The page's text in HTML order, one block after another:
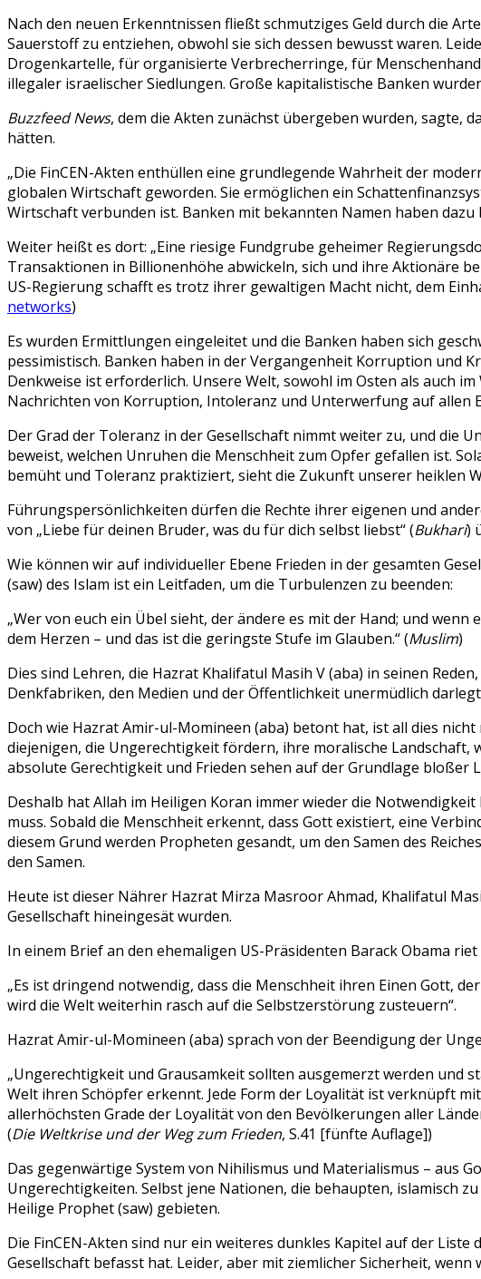
Nach den neuen Erkenntnissen fließt schmutziges Geld durch die
Sauerstoff zu entziehen, obwohl sie sich dessen bewusst waren.
Drogenkartelle, für organisierte Verbrecherringe, für
illegaler israelischer Siedlungen. Große kapitalistische Banken
Buzzfeed News, dem die Akten zunächst übergeben wurden, sagte,
hätten.
„Die FinCEN-Akten enthüllen eine grundlegende Wahrheit der
globalen Wirtschaft geworden. Sie ermöglichen ein
Wirtschaft verbunden ist. Banken mit bekannten Namen haben
Weiter heißt es dort: „Eine riesige Fundgrube geheimer
Transaktionen in Billionenhöhe abwickeln, sich und ihre Aktionäre
US-Regierung schafft es trotz ihrer gewaltigen Macht nicht, dem
networks)
Es wurden Ermittlungen eingeleitet und die Banken haben sich
pessimistisch. Banken haben in der Vergangenheit Korruption und
Denkweise ist erforderlich. Unsere Welt, sowohl im Osten als auch
Nachrichten von Korruption, Intoleranz und Unterwerfung auf allen
Der Grad der Toleranz in der Gesellschaft nimmt weiter zu, und die
beweist, welchen Unruhen die Menschheit zum Opfer gefallen ist.
bemüht und Toleranz praktiziert, sieht die Zukunft unserer heiklen
Führungspersönlichkeiten dürfen die Rechte ihrer eigenen und
von „Liebe für deinen Bruder, was du für dich selbst liebst“ (Bukhari)
Wie können wir auf individueller Ebene Frieden in der gesamten
(saw) des Islam ist ein Leitfaden, um die Turbulenzen zu beenden:
„Wer von euch ein Übel sieht, der ändere es mit der Hand; und
dem Herzen – und das ist die geringste Stufe im Glauben.“ (Muslim)
Dies sind Lehren, die Hazrat Khalifatul Masih V (aba) in seinen
Denkfabriken, den Medien und der Öffentlichkeit unermüdlich
Doch wie Hazrat Amir-ul-Momineen (aba) betont hat, ist all dies
diejenigen, die Ungerechtigkeit fördern, ihre moralische
absolute Gerechtigkeit und Frieden sehen auf der Grundlage bloßer
Deshalb hat Allah im Heiligen Koran immer wieder die
muss. Sobald die Menschheit erkennt, dass Gott existiert, eine
diesem Grund werden Propheten gesandt, um den Samen des
den Samen.
Heute ist dieser Nährer Hazrat Mirza Masroor Ahmad, Khalifatul
Gesellschaft hineingesät wurden.
In einem Brief an den ehemaligen US-Präsidenten Barack Obama
„Es ist dringend notwendig, dass die Menschheit ihren Einen Gott,
wird die Welt weiterhin rasch auf die Selbstzerstörung zusteuern“.
Hazrat Amir-ul-Momineen (aba) sprach von der Beendigung der
„Ungerechtigkeit und Grausamkeit sollten ausgemerzt werden und
Welt ihren Schöpfer erkennt. Jede Form der Loyalität ist verknüpft
allerhöchsten Grade der Loyalität von den Bevölkerungen aller
(Die Weltkrise und der Weg zum Frieden, S.41 [fünfte Auflage])
Das gegenwärtige System von Nihilismus und Materialismus – aus
Ungerechtigkeiten. Selbst jene Nationen, die behaupten, islamisch
Heilige Prophet (saw) gebieten.
Die FinCEN-Akten sind nur ein weiteres dunkles Kapitel auf der
Gesellschaft befasst hat. Leider, aber mit ziemlicher Sicherheit,